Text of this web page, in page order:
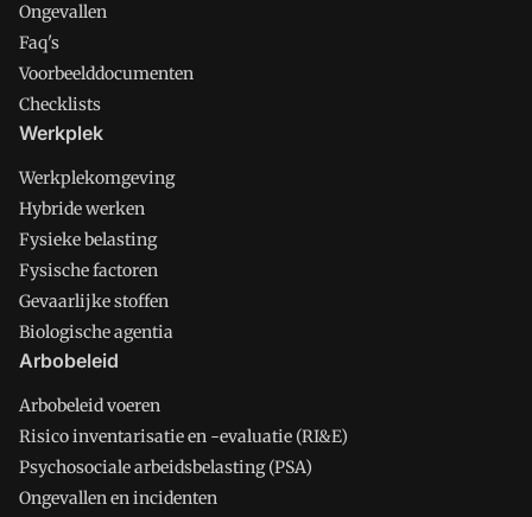
Ongevallen
Faq's
Voorbeelddocumenten
Checklists
Werkplek
Werkplekomgeving
Hybride werken
Fysieke belasting
Fysische factoren
Gevaarlijke stoffen
Biologische agentia
Arbobeleid
Arbobeleid voeren
Risico inventarisatie en -evaluatie (RI&E)
Psychosociale arbeidsbelasting (PSA)
Ongevallen en incidenten